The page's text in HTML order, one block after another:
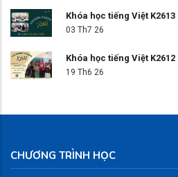
Khóa học tiếng Việt K2613
03 Th7 26
Khóa học tiếng Việt K2612
19 Th6 26
CHƯƠNG TRÌNH HỌC